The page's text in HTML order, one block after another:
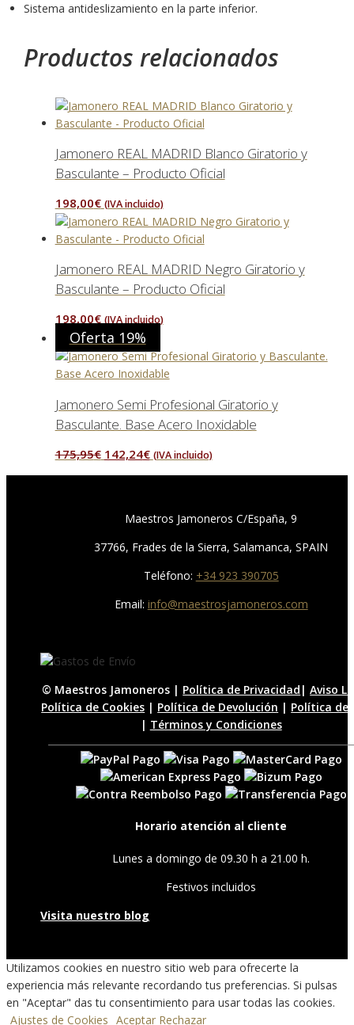
Sistema antideslizamiento en la parte inferior.
Productos relacionados
Jamonero REAL MADRID Blanco Giratorio y
Basculante – Producto Oficial
198,00€ (IVA incluido)
Jamonero REAL MADRID Negro Giratorio y
Basculante – Producto Oficial
198,00€ (IVA incluido)
Oferta 19%
Jamonero Semi Profesional Giratorio y
Basculante. Base Acero Inoxidable
175,95€ El
175,95€.
142,24€El
142,24€.
(IVA incluido)
Maestros Jamoneros C/España, 9
37766, Frades de la Sierra, Salamanca, SPAIN
Teléfono: +34 923 390705
Email: info@maestrosjamoneros.com
© Maestros Jamoneros | Política de Privacidad |Aviso
Política de Cookies | Política de Devolución | Política de
| Términos y Condiciones
Horario atención al cliente
Lunes a domingo de 09.30 h a 21.00 h.
Festivos incluidos
Visita nuestro blog
Utilizamos cookies en nuestro sitio web para ofrecerte la
experiencia más relevante recordando tus preferencias. Si pulsas
en "Aceptar" das tu consentimiento para usar todas las cookies.
Ajustes de Cookies Aceptar Rechazar